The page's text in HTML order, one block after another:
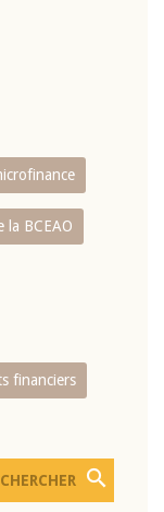
la BCEAO
financiers